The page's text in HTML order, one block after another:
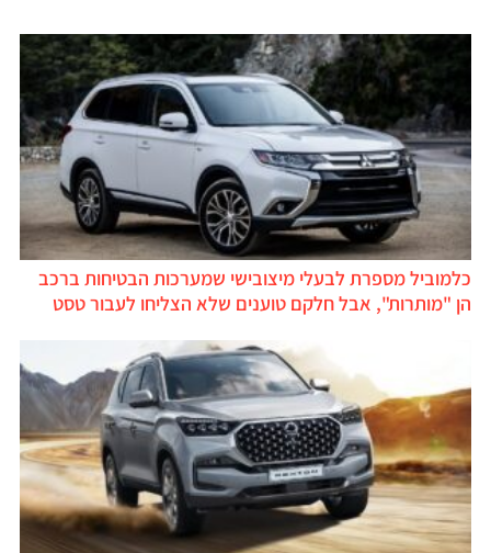
כלמוביל מספרת לבעלי מיצובישי שמערכות הבטיחות ברכב
הן "מותרות", אבל חלקם טוענים שלא הצליחו לעבור טסט